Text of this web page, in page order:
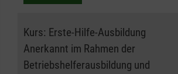
Kurs: Erste-Hilfe-Ausbildung
Anerkannt im Rahmen der
Betriebshelferausbildung und